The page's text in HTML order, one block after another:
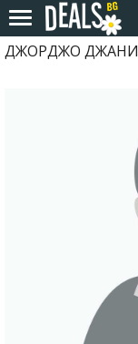
ДЖОРДЖО ДЖАНИ